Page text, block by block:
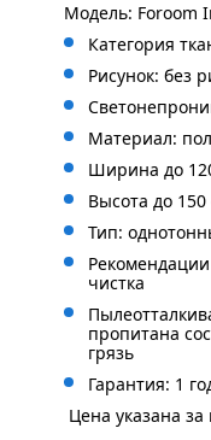
Модель: Foroom
Категория
Рисунок: без
Материал:
Ширина до
Высота до 150
Тип:
чистка
пропитана
грязь
Гарантия: 1
Цена указана